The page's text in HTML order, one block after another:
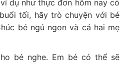
dụ như thực đơn hôm nay có
tối, hãy trò chuyện với bé
bé ngủ ngon và cả hai mẹ
bé nghe. Em bé có thể sẽ